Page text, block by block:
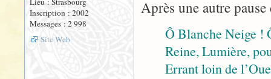
Inscription : 2002
Messages : 2 998
Site Web
Après une autre
Ô Blanche Neige !
Reine, Lumière,
Errant loin de